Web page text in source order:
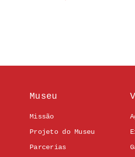
Museu
Missão
Projeto do Museu
Parcerias